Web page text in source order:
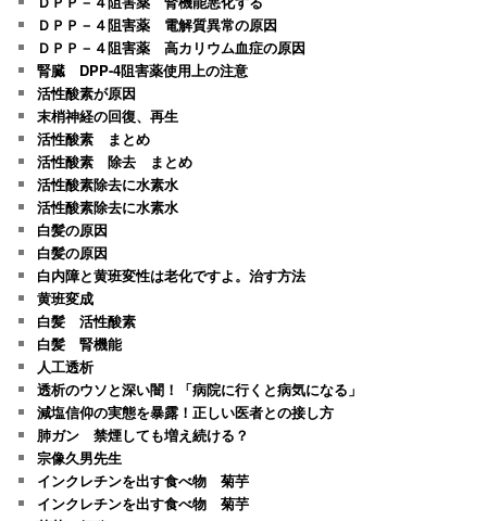
ＤＰＰ－４阻害薬 電解質異常の原因
ＤＰＰ－４阻害薬 高カリウム血症の原因
腎臓 DPP-4阻害薬使用上の注意
活性酸素が原因
末梢神経の回復、再生
活性酸素 まとめ
活性酸素 除去 まとめ
活性酸素除去に水素水
活性酸素除去に水素水
白髪の原因
白髪の原因
白内障と黄班変性は老化ですよ。治す方法
黄班変成
白髪 活性酸素
白髪 腎機能
人工透析
透析のウソと深い闇！「病院に行くと病気になる」
減塩信仰の実態を暴露！正しい医者との接し方
肺ガン 禁煙しても増え続ける？
宗像久男先生
インクレチンを出す食べ物 菊芋
インクレチンを出す食べ物 菊芋